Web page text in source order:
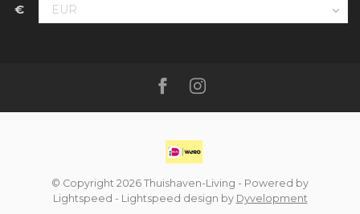
€
© Copyright 2026 Thuishaven-Living - Powered by
Lightspeed - Lightspeed design by Dyvelopment